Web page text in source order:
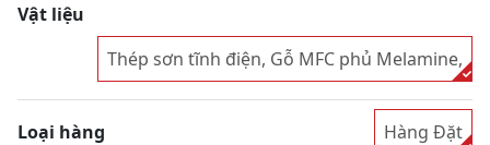
Vật liệu
Thép sơn tĩnh điện, Gỗ MFC phủ Melamine,
Loại hàng Hàng Đặt